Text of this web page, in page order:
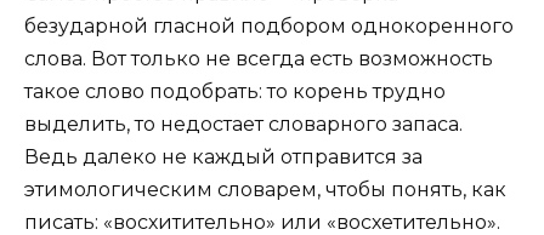
безударной гласной подбором однокоренного
слова. Вот только не всегда есть возможность
такое слово подобрать: то корень трудно
выделить, то недостает словарного запаса.
Ведь далеко не каждый отправится за
этимологическим словарем, чтобы понять, как
писать: «восхитительно» или «восхетительно».